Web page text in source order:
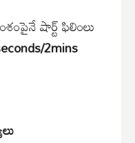
షార్ట్ ఫిలింలు
2mins